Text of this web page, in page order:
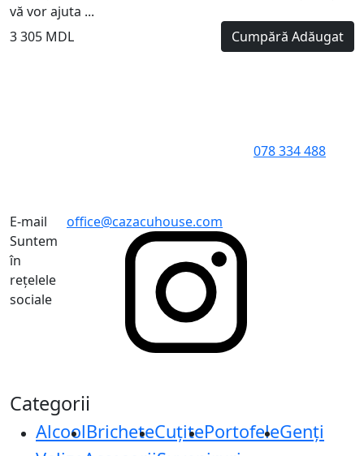
vă vor ajuta ...
3 305 MDL
Cumpără Adăugat
078 334 488
E-mail
office@cazacuhouse.com
Suntem
în
rețelele
sociale
Categorii
AlcoolBricheteCuțitePortofeleGenți